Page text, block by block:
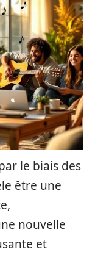
le biais des
être une
nouvelle
et